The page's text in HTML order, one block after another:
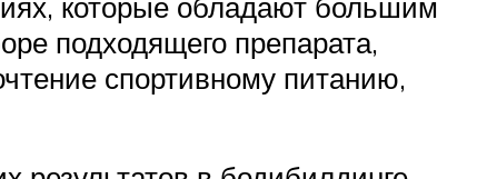
подходящего препарата,
спортивному питанию,